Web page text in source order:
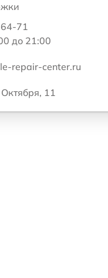
71
до 21:00
repair-center.ru
11